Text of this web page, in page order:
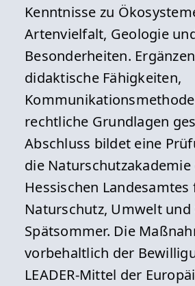
Kenntnisse zu
Artenvielfalt, Geologie
Besonderheiten.
didaktische Fähigkeiten,
rechtliche Grundlagen
Abschluss bildet eine
die Naturschutzakademie
Hessischen Landesamtes
Naturschutz, Umwelt und
Spätsommer. Die
vorbehaltlich der
LEADER-Mittel der